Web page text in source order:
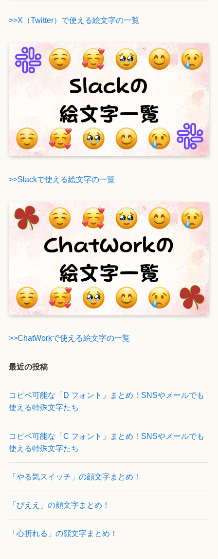
>>X（Twitter）で使える絵文字の一覧
>>Slackで使える絵文字の一覧
>>ChatWorkで使える絵文字の一覧
最近の投稿
コピペ可能な「D フォント」まとめ！SNSやメールでも
使える特殊文字たち
コピペ可能な「C フォント」まとめ！SNSやメールでも
使える特殊文字たち
「やる気スイッチ」の顔文字まとめ！
「ぴええ」の顔文字まとめ！
「心折れる」の顔文字まとめ！